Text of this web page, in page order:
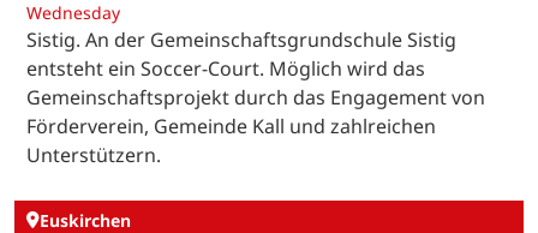
Wednesday
Sistig. An der Gemeinschaftsgrundschule Sistig
entsteht ein Soccer-Court. Möglich wird das
Gemeinschaftsprojekt durch das Engagement von
Förderverein, Gemeinde Kall und zahlreichen
Unterstützern.
Euskirchen